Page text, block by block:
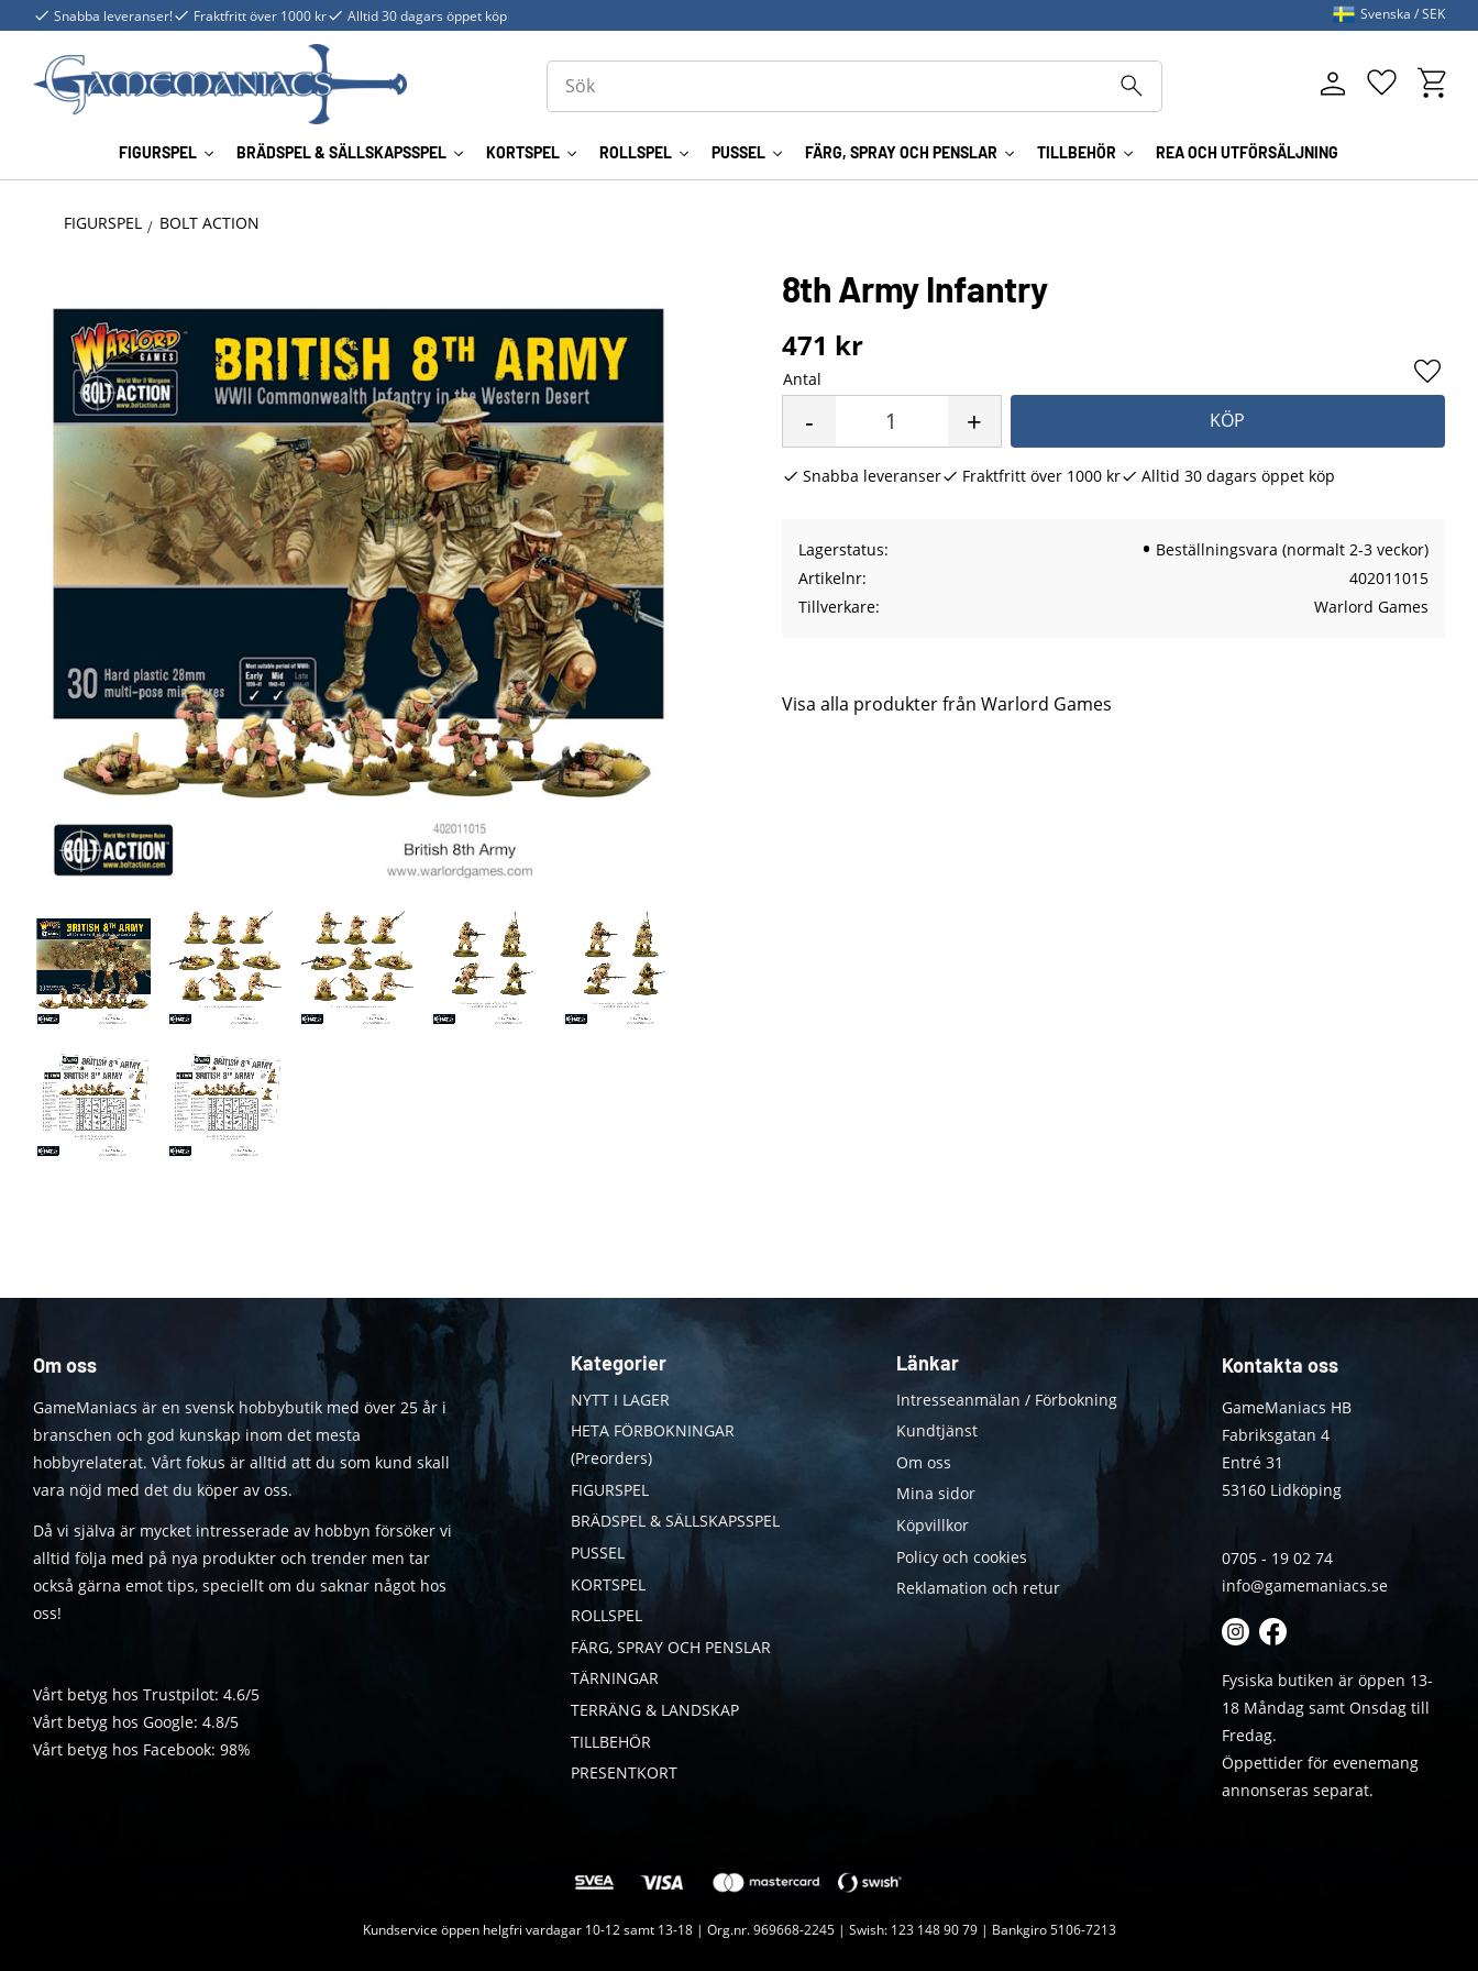
Snabba leveranser! Fraktfritt över 1000 kr Alltid 30 dagars öppet köp
FIGURSPEL BRÄDSPEL & SÄLLSKAPSSPEL KORTSPEL ROLLSPEL PUSSEL FÄRG, SPRAY OCH PENSLAR TILLBEHÖR REA OCH UTFÖRSÄLJNING
Favoriter
Svenska SEK
FIGURSPEL BOLT ACTION
8th Army Infantry
471 kr
Antal
+
- KÖP
Lägg
Snabba leveranser Fraktfritt över 1000 kr Alltid 30 dagars öppet köp
Lagerstatus
Beställningsvara (normalt 2-3 veckor)
Artikelnr
402011015
Tillverkare
Warlord Games
Visa alla produkter från Warlord Games
Om oss
GameManiacs är en svensk hobbybutik med över 25 år i
branschen och god kunskap inom det mesta
hobbyrelaterat. Vårt fokus är alltid att du som kund skall
vara nöjd med det du köper av oss.
Då vi själva är mycket intresserade av hobbyn försöker vi
alltid följa med på nya produkter och trender men tar
också gärna emot tips, speciellt om du saknar något hos
oss!
Vårt betyg hos Trustpilot: 4.6/5
Vårt betyg hos Google: 4.8/5
Vårt betyg hos Facebook: 98%
Kategorier
NYTT I LAGER
HETA FÖRBOKNINGAR
(Preorders)
FIGURSPEL
BRÄDSPEL & SÄLLSKAPSSPEL
PUSSEL
KORTSPEL
ROLLSPEL
FÄRG, SPRAY OCH PENSLAR
TÄRNINGAR
TERRÄNG & LANDSKAP
TILLBEHÖR
PRESENTKORT
Länkar
Intresseanmälan / Förbokning
Kundtjänst
Om oss
Mina sidor
Köpvillkor
Policy och cookies
Reklamation och retur
Kontakta oss
GameManiacs HB
Fabriksgatan 4
Entré 31
53160 Lidköping
0705 - 19 02 74
info@gamemaniacs.se
Fysiska butiken är öppen 13-
18 Måndag samt Onsdag till
Fredag.
Öppettider för evenemang
annonseras separat.
Kundservice öppen helgfri vardagar 10-12 samt 13-18 | Org.nr. 969668-2245 | Swish: 123 148 90 79 | Bankgiro 5106-7213